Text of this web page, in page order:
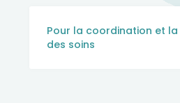
Pour la coordination et
des soins